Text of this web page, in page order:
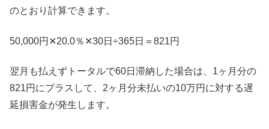
のとおり計算できます。
50,000円✕20.0％✕30日÷365日＝821円
翌月も払えずトータルで60日滞納した場合は、1ヶ月分の
821円にプラスして、2ヶ月分未払いの10万円に対する遅
延損害金が発生します。